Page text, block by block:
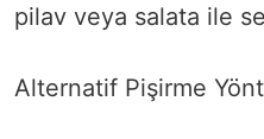
pilav veya salata ile
Alternatif Pişirme